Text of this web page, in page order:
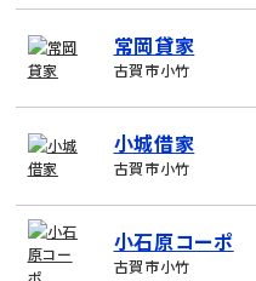
常岡貸家
古賀市小竹
小城借家
古賀市小竹
小石原コーポ
古賀市小竹